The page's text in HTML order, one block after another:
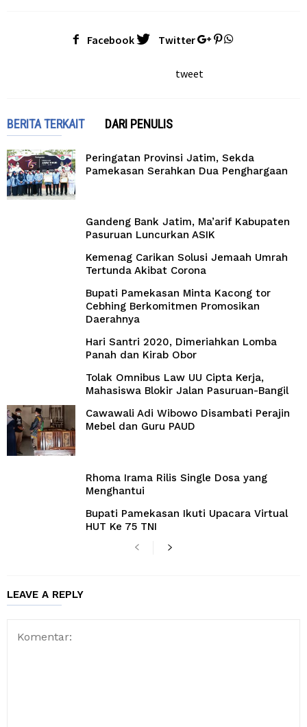
Facebook Twitter
tweet
BERITA TERKAIT DARI PENULIS
Peringatan Provinsi Jatim, Sekda
Pamekasan Serahkan Dua Penghargaan
Gandeng Bank Jatim, Ma’arif Kabupaten
Pasuruan Luncurkan ASIK
Kemenag Carikan Solusi Jemaah Umrah
Tertunda Akibat Corona
Bupati Pamekasan Minta Kacong tor
Cebhing Berkomitmen Promosikan
Daerahnya
Hari Santri 2020, Dimeriahkan Lomba
Panah dan Kirab Obor
Tolak Omnibus Law UU Cipta Kerja,
Mahasiswa Blokir Jalan Pasuruan-Bangil
Cawawali Adi Wibowo Disambati Perajin
Mebel dan Guru PAUD
Rhoma Irama Rilis Single Dosa yang
Menghantui
Bupati Pamekasan Ikuti Upacara Virtual
HUT Ke 75 TNI
LEAVE A REPLY